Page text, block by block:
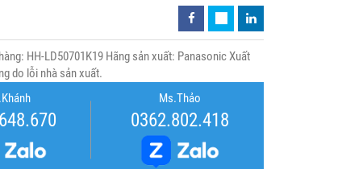
HH-LD50701K19 Hãng sản xuất: Panasonic Xuất
do lỗi nhà sản xuất.
Ms.Thảo
0362.802.418